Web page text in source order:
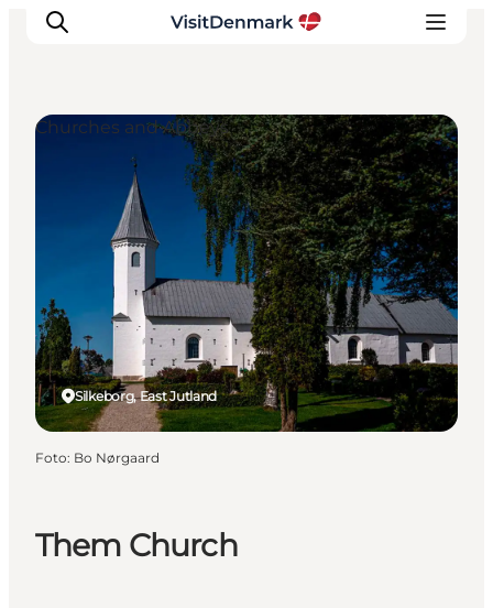
Inspiratie
Bestemmingen
Wat te doen
Accommodaties
Plan je reis
Them Church
Silkeborg, East Jutland
Churches and Abbeys
Foto: Bo Nørgaard